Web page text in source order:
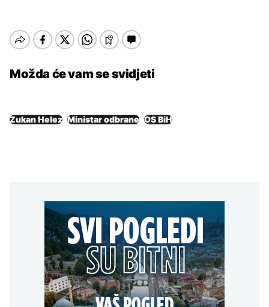
Možda će vam se svidjeti
Zukan Helez Ministar odbrane OS BiH